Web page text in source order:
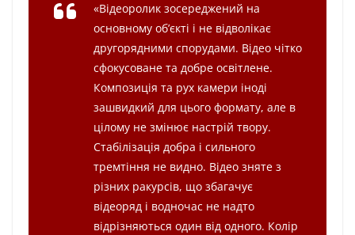
«Відеоролик зосереджений на
основному об’єкті і не відволікає
другорядними спорудами. Відео чітко
сфокусоване та добре освітлене.
Композиція та рух камери іноді
зашвидкий для цього формату, але в
цілому не змінює настрій твору.
Стабілізація добра і сильного
тремтіння не видно. Відео зняте з
різних ракурсів, що збагачує
відеоряд і водночас не надто
відрізняються один від одного. Колір